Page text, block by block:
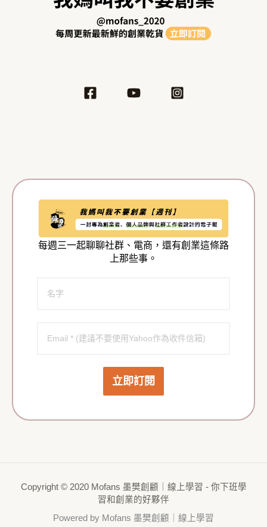
每週三一起聊聊社群、電商，還有創業這條路
上那些事。
立即訂閱
Copyright © 2020 Mofans 墨樊創顧｜線上學習 - 你下班學
習和創業的好夥伴
Powered by Mofans 墨樊創顧｜線上學習